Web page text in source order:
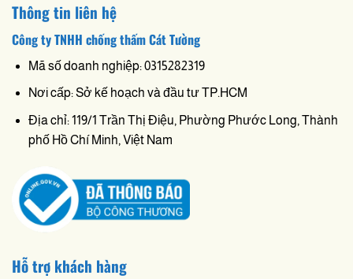
Thông tin liên hệ
Công ty TNHH chống thấm Cát Tường
Mã số doanh nghiệp: 0315282319
Nơi cấp: Sở kế hoạch và đầu tư TP.HCM
Địa chỉ: 119/1 Trần Thị Điệu, Phường Phước Long, Thành
phố Hồ Chí Minh, Việt Nam
Hỗ trợ khách hàng